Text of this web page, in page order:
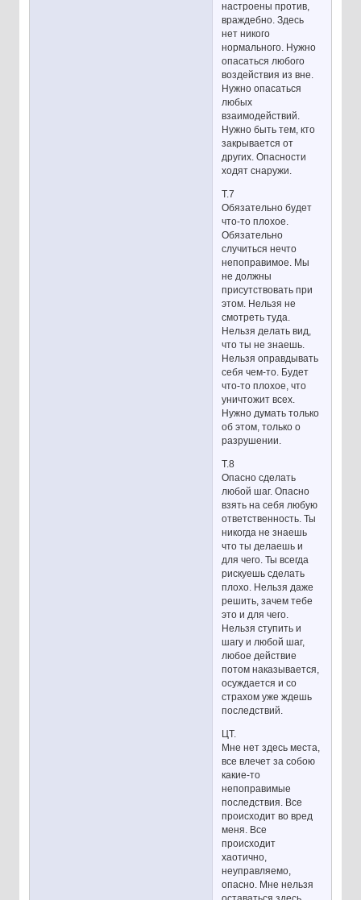
настроены против,
враждебно. Здесь
нет никого
нормального. Нужно
опасаться любого
воздействия из вне.
Нужно опасаться
любых
взаимодействий.
Нужно быть тем, кто
закрывается от
других. Опасности
ходят снаружи.
Т.7
Обязательно будет
что-то плохое.
Обязательно
случиться нечто
непоправимое. Мы
не должны
присутствовать при
этом. Нельзя не
смотреть туда.
Нельзя делать вид,
что ты не знаешь.
Нельзя оправдывать
себя чем-то. Будет
что-то плохое, что
уничтожит всех.
Нужно думать только
об этом, только о
разрушении.
Т.8
Опасно сделать
любой шаг. Опасно
взять на себя любую
ответственность. Ты
никогда не знаешь
что ты делаешь и
для чего. Ты всегда
рискуешь сделать
плохо. Нельзя даже
решить, зачем тебе
это и для чего.
Нельзя ступить и
шагу и любой шаг,
любое действие
потом наказывается,
осуждается и со
страхом уже ждешь
последствий.
ЦТ.
Мне нет здесь места,
все влечет за собою
какие-то
непоправимые
последствия. Все
происходит во вред
меня. Все
происходит
хаотично,
неуправляемо,
опасно. Мне нельзя